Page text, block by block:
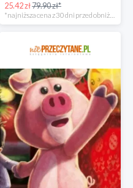
25.42 zł79.90 zł*
*najniższa cena z 30 dni przed obniżką